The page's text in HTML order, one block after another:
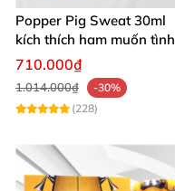
Popper Pig Sweat 30ml
kích thích ham muốn tình
dục khoái cảm sâu cộng
đồng LGBT
710.000₫
1.014.000₫
-30%
(228)